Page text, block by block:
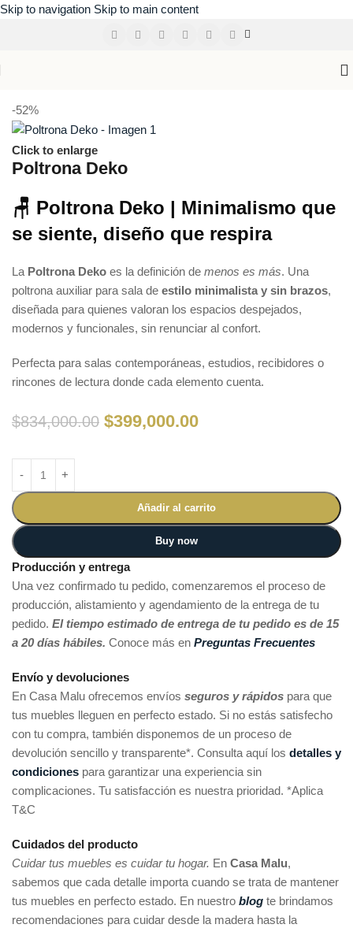
Skip to navigation Skip to main content
-52%
Click to enlarge
Poltrona Deko
🪑 Poltrona Deko | Minimalismo que
se siente, diseño que respira
La Poltrona Deko es la definición de menos es más. Una
poltrona auxiliar para sala de estilo minimalista y sin brazos,
diseñada para quienes valoran los espacios despejados,
modernos y funcionales, sin renunciar al confort.
Perfecta para salas contemporáneas, estudios, recibidores o
rincones de lectura donde cada elemento cuenta.
$834,000.00 $399,000.00
Añadir al carrito
Buy now
Producción y entrega
Una vez confirmado tu pedido, comenzaremos el proceso de
producción, alistamiento y agendamiento de la entrega de tu
pedido. El tiempo estimado de entrega de tu pedido es de 15
a 20 días hábiles. Conoce más en Preguntas Frecuentes
Envío y devoluciones
En Casa Malu ofrecemos envíos seguros y rápidos para que
tus muebles lleguen en perfecto estado. Si no estás satisfecho
con tu compra, también disponemos de un proceso de
devolución sencillo y transparente*. Consulta aquí los detalles y
condiciones para garantizar una experiencia sin
complicaciones. Tu satisfacción es nuestra prioridad. *Aplica
T&C
Cuidados del producto
Cuidar tus muebles es cuidar tu hogar. En Casa Malu,
sabemos que cada detalle importa cuando se trata de mantener
tus muebles en perfecto estado. En nuestro blog te brindamos
recomendaciones para cuidar desde la madera hasta la